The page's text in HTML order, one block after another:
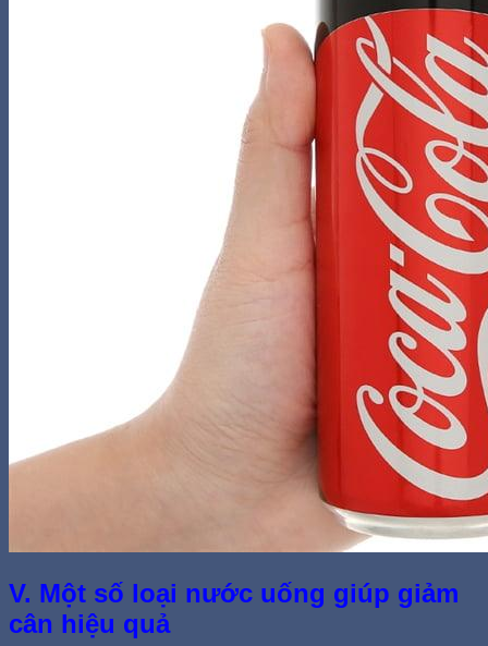
V. Một số loại nước uống giúp giảm
cân hiệu quả